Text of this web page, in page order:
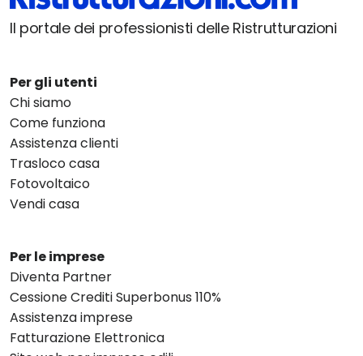
Il portale dei professionisti delle Ristrutturazioni
Per gli utenti
Chi siamo
Come funziona
Assistenza clienti
Trasloco casa
Fotovoltaico
Vendi casa
Per le imprese
Diventa Partner
Cessione Crediti Superbonus 110%
Assistenza imprese
Fatturazione Elettronica